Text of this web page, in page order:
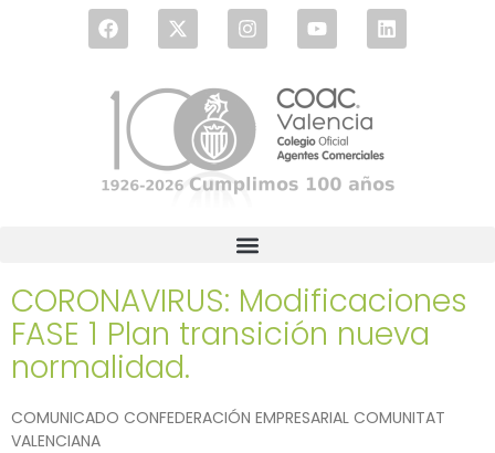
CORONAVIRUS: Modificaciones
FASE 1 Plan transición nueva
normalidad.
COMUNICADO CONFEDERACIÓN EMPRESARIAL COMUNITAT
VALENCIANA